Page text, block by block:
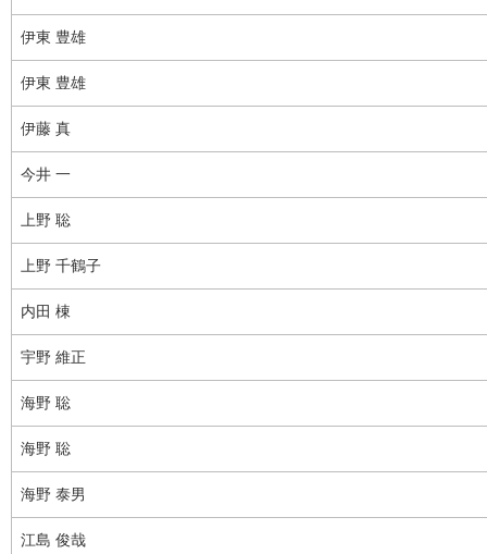
伊東 豊雄
伊東 豊雄
伊藤 真
今井 一
上野 聡
上野 千鶴子
内田 棟
宇野 維正
海野 聡
海野 聡
海野 泰男
江島 俊哉